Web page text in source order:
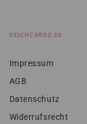
DEICHCARDS.DE
Impressum
AGB
Datenschutz
Widerrufsrecht